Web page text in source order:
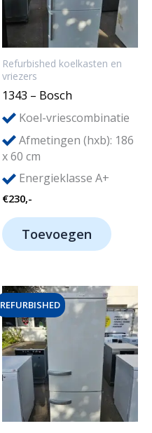
Refurbished koelkasten en
vriezers
1343 – Bosch
Koel-vriescombinatie
Afmetingen (hxb): 186
x 60 cm
Energieklasse A+
€230,-
Toevoegen
REFURBISHED